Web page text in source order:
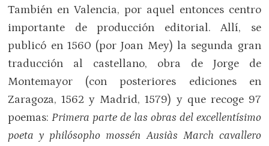
También en Valencia, por aquel entonces centro
importante de producción editorial. Allí, se
publicó en 1560 (por Joan Mey) la segunda gran
traducción al castellano, obra de Jorge de
Montemayor (con posteriores ediciones en
Zaragoza, 1562 y Madrid, 1579) y que recoge 97
poemas:Primera parte de las obras del excellentísimo
poeta y philósopho mossén Ausiàs March cavallero